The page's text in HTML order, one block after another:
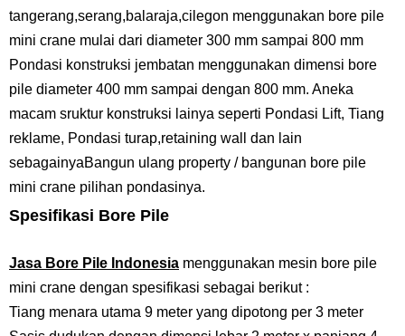
tangerang,serang,balaraja,cilegon menggunakan bore pile
mini crane mulai dari diameter 300 mm sampai 800 mm
Pondasi konstruksi jembatan menggunakan dimensi bore
pile diameter 400 mm sampai dengan 800 mm. Aneka
macam sruktur konstruksi lainya seperti Pondasi Lift, Tiang
reklame, Pondasi turap,retaining wall dan lain
sebagainyaBangun ulang property / bangunan bore pile
mini crane pilihan pondasinya.
Spesifikasi Bore Pile
Jasa Bore Pile Indonesia menggunakan mesin bore pile
mini crane dengan spesifikasi sebagai berikut :
Tiang menara utama 9 meter yang dipotong per 3 meter